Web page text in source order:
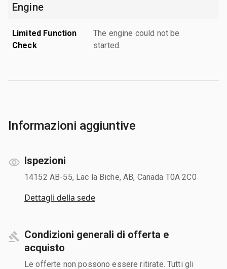
Engine
Limited Function
Check
The engine could not be
started.
Informazioni aggiuntive
Ispezioni
14152 AB-55, Lac la Biche, AB, Canada T0A 2C0
Dettagli della sede
Condizioni generali di offerta e
acquisto
Le offerte non possono essere ritirate. Tutti gli